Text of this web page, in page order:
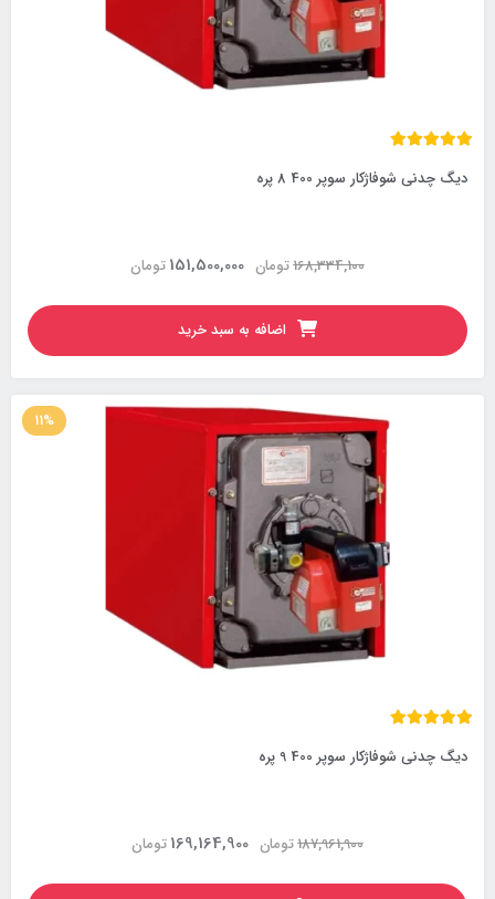
دیگ چدنی شوفاژکار سوپر 400 8 پره
تومان168,334,100 تومان151,500,000
اضافه به سبد خرید
11%
دیگ چدنی شوفاژکار سوپر 400 9 پره
تومان187,961,900 تومان169,164,900